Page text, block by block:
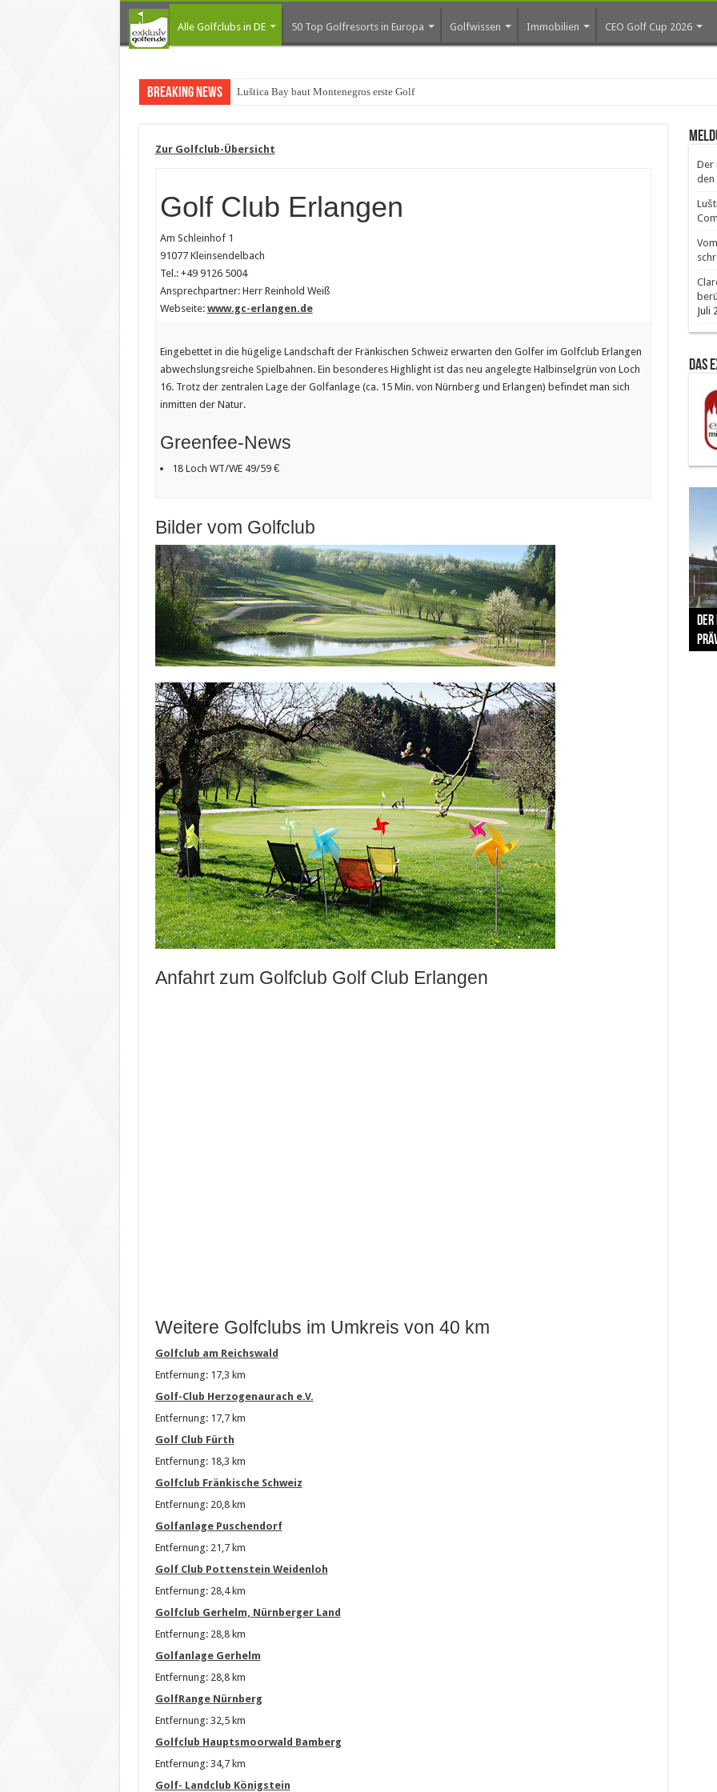
Alle Golfclubs in DE 50 Top Golfresorts in Europa Golfwissen Immobilien CEO Golf Cup 2026
Breaking News Luštica Bay baut Montenegros erste Golf-Community weiter
Zur Golfclub-Übersicht
Golf Club Erlangen
Am Schleinhof 1
91077 Kleinsendelbach
Tel.: +49 9126 5004
Ansprechpartner: Herr Reinhold Weiß
Webseite: www.gc-erlangen.de
Eingebettet in die hügelige Landschaft der Fränkischen Schweiz erwarten den Golfer im Golfclub Erlangen
abwechslungsreiche Spielbahnen. Ein besonderes Highlight ist das neu angelegte Halbinselgrün von Loch
16. Trotz der zentralen Lage der Golfanlage (ca. 15 Min. von Nürnberg und Erlangen) befindet man sich
inmitten der Natur.
Greenfee-News
18 Loch WT/WE 49/59 €
Bilder vom Golfclub
Anfahrt zum Golfclub Golf Club Erlangen
Weitere Golfclubs im Umkreis von 40 km
Golfclub am Reichswald
Entfernung: 17,3 km
Golf-Club Herzogenaurach e.V.
Entfernung: 17,7 km
Golf Club Fürth
Entfernung: 18,3 km
Golfclub Fränkische Schweiz
Entfernung: 20,8 km
Golfanlage Puschendorf
Entfernung: 21,7 km
Golf Club Pottenstein Weidenloh
Entfernung: 28,4 km
Golfclub Gerhelm, Nürnberger Land
Entfernung: 28,8 km
Golfanlage Gerhelm
Entfernung: 28,8 km
GolfRange Nürnberg
Entfernung: 32,5 km
Golfclub Hauptsmoorwald Bamberg
Entfernung: 34,7 km
Golf- Landclub Königstein
Der
den
Juli
Das
The